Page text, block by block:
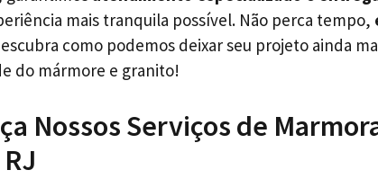
mais tranquila possível. Não perca tempo,
como podemos deixar seu projeto ainda
do mármore e granito!
Nossos Serviços de